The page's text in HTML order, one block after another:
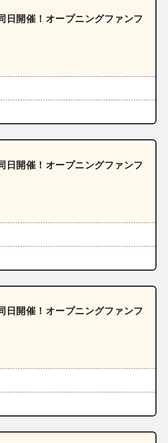
開催！オープニングファンフ
開催！オープニングファンフ
開催！オープニングファンフ